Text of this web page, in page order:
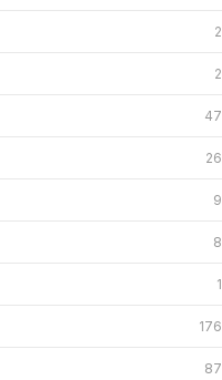
2
2
47
26
9
8
1
176
87